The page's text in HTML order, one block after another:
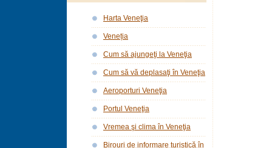
Harta Veneţia
Veneția
Cum să ajungeţi la Veneţia
Cum să vă deplasaţi în Veneţia
Aeroporturi Veneţia
Portul Veneţia
Vremea şi clima în Veneţia
Birouri de informare turistică în